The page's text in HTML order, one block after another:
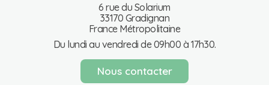
6 rue du Solarium
33170 Gradignan
France Métropolitaine
Du lundi au vendredi de 09h00 à 17h30.
Nous contacter